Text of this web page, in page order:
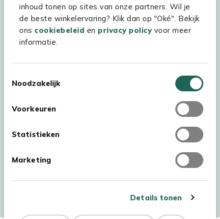
inhoud tonen op sites van onze partners. Wil je
de beste winkelervaring? Klik dan op "Oké". Bekijk
ons cookiebeleid en privacy policyvoor meer
informatie.
Noodzakelijk
Voorkeuren
Statistieken
Marketing
Details tonen
Experience Stores XXL